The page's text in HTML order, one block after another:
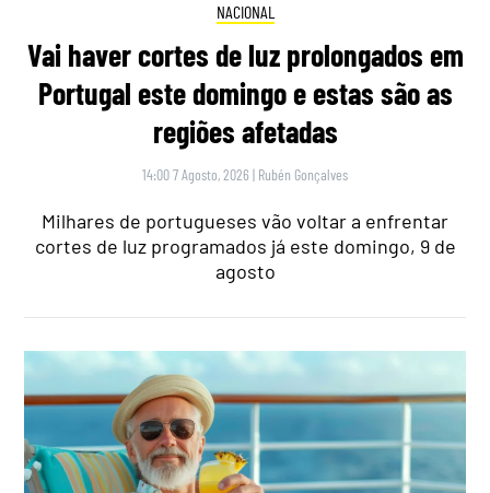
NACIONAL
Vai haver cortes de luz prolongados em
Portugal este domingo e estas são as
regiões afetadas
14:00 7 Agosto, 2026 | Rubén Gonçalves
Milhares de portugueses vão voltar a enfrentar
cortes de luz programados já este domingo, 9 de
agosto